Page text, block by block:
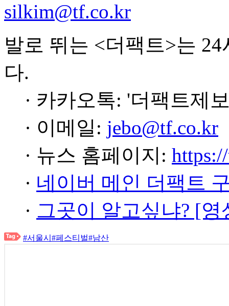
silkim@tf.co.kr
발로 뛰는 <더팩트>는
다.
· 카카오톡: '더팩트제
· 이메일: jebo@tf.co.kr
· 뉴스 홈페이지:
· 네이버 메인 더팩트
· 그곳이 알고싶냐? [
#서울시 #페스티벌#남산